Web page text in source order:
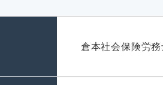
倉本社会保険労